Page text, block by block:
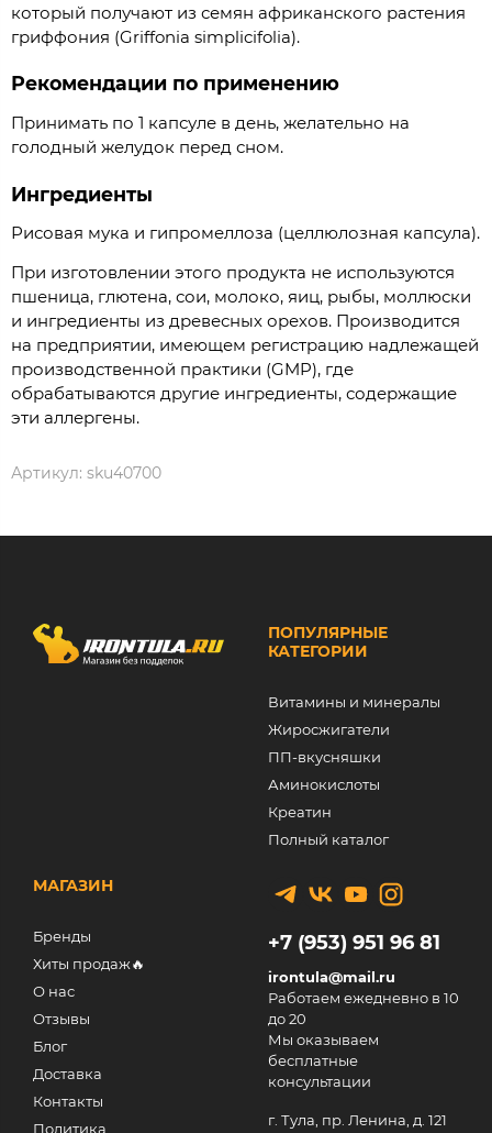
который получают из семян африканского растения
гриффония (Griffonia simplicifolia).
Рекомендации по применению
Принимать по 1 капсуле в день, желательно на
голодный желудок перед сном.
Ингредиенты
Рисовая мука и гипромеллоза (целлюлозная капсула).
При изготовлении этого продукта не используются
пшеница, глютена, сои, молоко, яиц, рыбы, моллюски
и ингредиенты из древесных орехов. Производится
на предприятии, имеющем регистрацию надлежащей
производственной практики (GMP), где
обрабатываются другие ингредиенты, содержащие
эти аллергены.
Артикул: sku40700
ПОПУЛЯРНЫЕ
КАТЕГОРИИ
Витамины и минералы
Жиросжигатели
ПП-вкусняшки
Аминокислоты
Креатин
Полный каталог
МАГАЗИН
Бренды
Хиты продаж🔥
О нас
Отзывы
Блог
Доставка
Контакты
Политика
+7 (953) 951 96 81
irontula@mail.ru
Работаем ежедневно в 10
до 20
Мы оказываем
бесплатные
консультации
г. Тула, пр. Ленина, д. 121